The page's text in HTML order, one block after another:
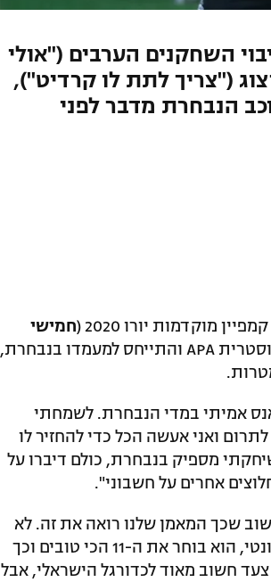
השחקנים הערבים ("אולי
("צריך לתת לו קרדיט"),
הנבחרת מדבר לפני
מוקדמות יורו 2020 (
חמישי
, מואנס דאובר העניק ראיון לסוכנות הידיעות האוסטרית APA והתייחס למעמדו בנבחרת,
אמיתי במדי הנבחרת. לשמחתי
לתרום ואני אעשה הכל כדי להחזיר לו
מספיק בנבחרת, כולם דיברו על
אחרים על חשבוני".
שכך המאמן שלנו רואה את זה. לא
משנה אם אתה יהודי או ערבי – המוצא עבור הרצוג לא רלוונטי, הוא בוחר את ה-11 הכי טובים וכך
חשוב מאוד לכדורגל הישראלי, אבל